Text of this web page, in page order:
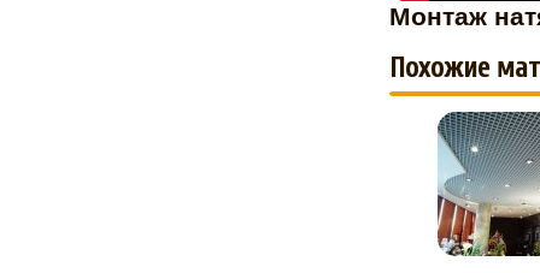
Монтаж
Похожие